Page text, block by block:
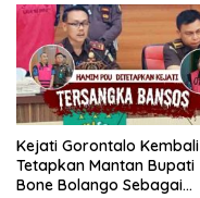
Fisik oleh Beberapa
Temannya
Kejati Gorontalo Kembali
Tetapkan Mantan Bupati
Bone Bolango Sebagai